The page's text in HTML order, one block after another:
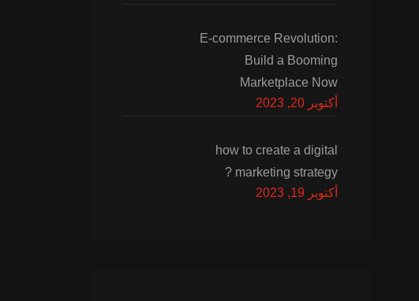
E-commerce Revolution:
Build a Booming
Marketplace Now
أكتوبر 20, 2023
how to create a digital
marketing strategy ?
أكتوبر 19, 2023